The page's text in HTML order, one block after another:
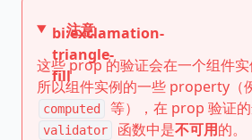
bi:exclamation-
triangle-
fill
注意
这些 prop 的验证会在一个组件
所以组件实例的一些 property（
computed 等），在 prop 验证
validator 函数中是不可用的。